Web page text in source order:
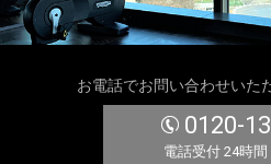
お電話でお問い合わせいた
0120-
電話受付 24時